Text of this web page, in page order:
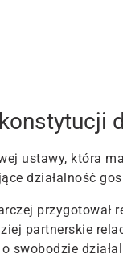
ustawy, która
działalność
przygotował
partnerskie
swobodzie